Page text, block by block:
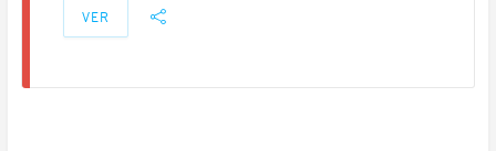
VER